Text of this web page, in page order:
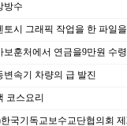
방수
토시 그래픽 작업을 한 파일
보훈처에서 연금을9만원 수
변속기 차량의 급 발진
코스요리
국기독교보수교단협의회